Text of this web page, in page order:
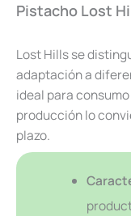
Pistacho Lost
Lost Hills se
adaptación a
ideal para
producción lo
plazo.